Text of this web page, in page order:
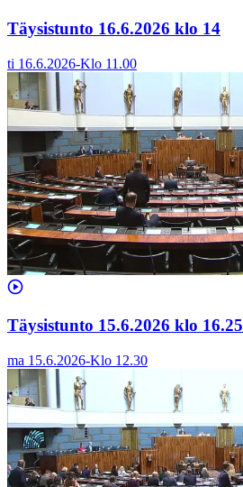
Täysistunto 16.6.2026 klo 14
ti 16.6.2026-Klo 11.00
Täysistunto 15.6.2026 klo 16.25
ma 15.6.2026-Klo 12.30